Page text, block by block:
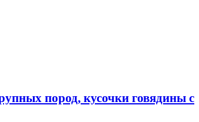
пород, кусочки говядины с